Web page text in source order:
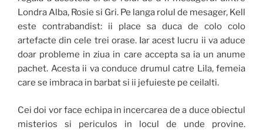
Londra Alba, Rosie si Gri. Pe langa rolul de mesager, Kell
este contrabandist: ii place sa duca de colo colo
artefacte din cele trei orase. Iar acest lucru ii va aduce
doar probleme in ziua in care accepta sa ia un anume
pachet. Acesta ii va conduce drumul catre Lila, femeia
care se imbraca in barbat si ii jefuieste pe ceilalti.
Cei doi vor face echipa in incercarea de a duce obiectul
misterios si periculos in locul de unde provine.